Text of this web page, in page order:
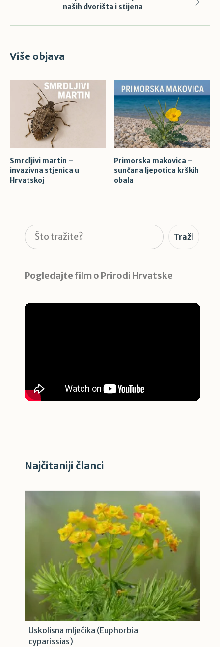
naših dvorišta i stijena
Više objava
Smrdljivi martin –
invazivna stjenica u
Hrvatskoj
Primorska makovica –
sunčana ljepotica krških
obala
Pretraga Traži
Pogledajte film o Prirodi Hrvatske
Najčitaniji članci
Uskolisna mlječika (Euphorbia
cyparissias)